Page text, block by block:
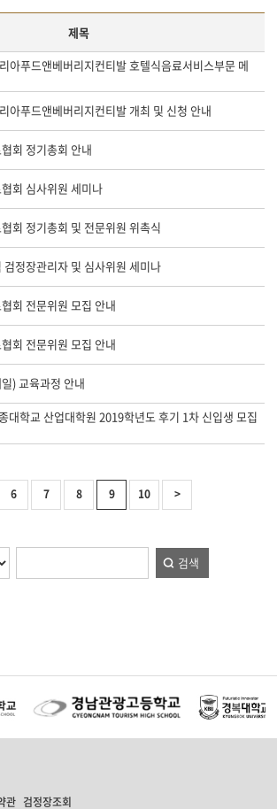
제목
아푸드앤베버리지컨티발 호텔식음료서비스부문 메
아푸드앤베버리지컨티발 개최 및 신청 안내
회 정기총회 안내
회 심사위원 세미나
회 정기총회 및 전문위원 위촉식
정장관리자 및 심사위원 세미나
회 전문위원 모집 안내
회 전문위원 모집 안내
) 교육과정 안내
대학교 산업대학원 2019학년도 후기 1차 신입생 모집
6 7 8 9 10 >
검색
관 검정장조회